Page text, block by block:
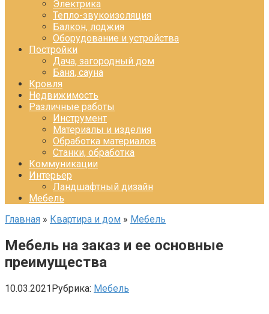
Электрика
Тепло-звукоизоляция
Балкон, лоджия
Оборудование и устройства
Постройки
Дача, загородный дом
Баня, сауна
Кровля
Недвижимость
Различные работы
Инструмент
Материалы и изделия
Обработка материалов
Станки, обработка
Коммуникации
Интерьер
Ландшафтный дизайн
Мебель
Главная » Квартира и дом » Мебель
Мебель на заказ и ее основные
преимущества
10.03.2021Рубрика: Мебель